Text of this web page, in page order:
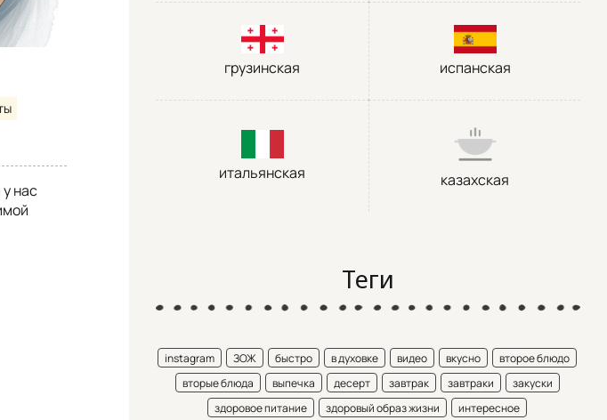
нас
грузинская испанская
итальянская казахская
Теги
instagram ЗОЖ быстро в духовке видео вкусно
второе блюдо
вторые блюда
выпечка десерт завтрак завтраки
закуски
здоровое питание
здоровый образ жизни
интересное